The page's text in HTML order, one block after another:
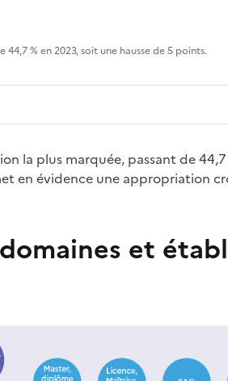
% en 2023, soit une hausse de 5 points.
la plus marquée, passant de
en évidence une appropriation
et